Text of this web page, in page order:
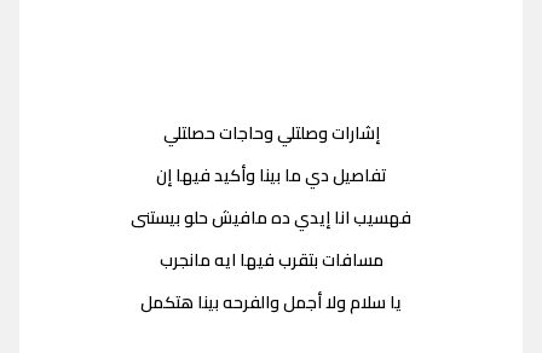
إشارات وصلتلي وحاجات حصلتلي
تفاصيل دي ما بينا وأكيد فيها إن
فهسيب انا إيدي ده مافيش حلو بيستنى
مسافات بتقرب فيها ايه مانجرب
يا سلام ولا أجمل والفرحه بينا هتكمل